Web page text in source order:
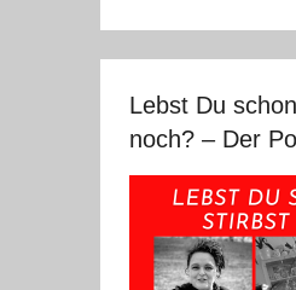
Lebst Du
noch? – Der